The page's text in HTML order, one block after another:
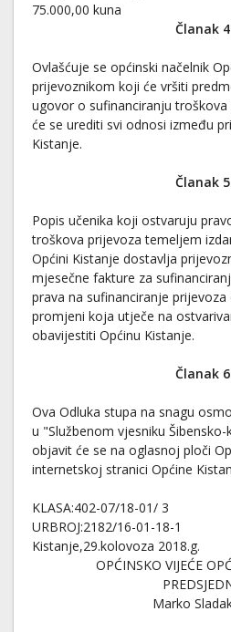
75.000,00 kuna
Članak
Ovlašćuje se općinski načelnik
prijevoznikom koji će vršiti
ugovor o sufinanciranju
će se urediti svi odnosi između
Kistanje.
Članak
Popis učenika koji ostvaruju
troškova prijevoza temeljem
Općini Kistanje dostavlja
mjesečne fakture za
prava na sufinanciranje
promjeni koja utječe na
obavijestiti Općinu Kistanje.
Članak
Ova Odluka stupa na snagu
u "Službenom vjesniku
objavit će se na oglasnoj ploči
internetskoj stranici Općine
KLASA:402-07/18-01/ 3
URBROJ:2182/16-01-18-1
Kistanje,29.kolovoza 2018.g.
OPĆINSKO VIJEĆE
Marko